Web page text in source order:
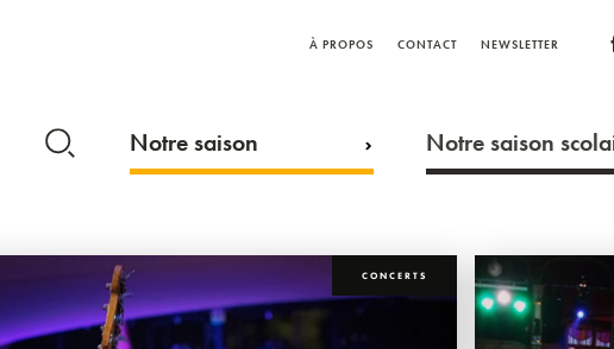
À PROPOS CONTACT NEWSLETTER
Notre saison Notre saison
CONCERTS